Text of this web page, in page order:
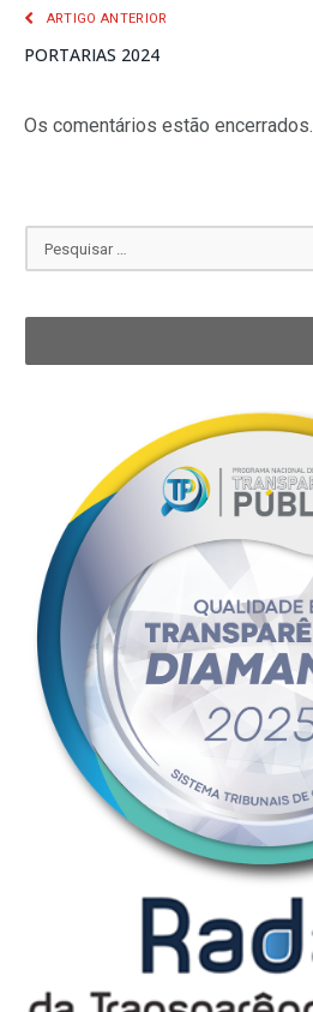
ARTIGO ANTERIOR
PORTARIAS 2024
Os comentários estão encerrados.